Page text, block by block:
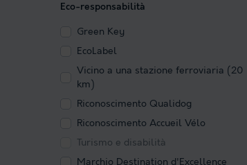
Eco-responsabilità
Green Key
EcoLabel
Vicino a una stazione ferroviaria (20
km)
Riconoscimento Qualidog
Riconoscimento Accueil Vélo
Turismo e disabilità
Marchio Destination d'Excellence